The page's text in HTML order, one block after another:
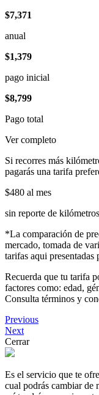
$7,371
anual
$1,379
pago inicial
$8,799
Pago total
Ver completo
Si recorres más
pagarás una tarifa
$480 al mes
sin reporte de kilómetros
*La comparación de
mercado, tomada de
tarifas aqui presentadas
Recuerda que tu tarifa
factores como: edad,
Consulta términos y
Previous
Next
Cerrar
Es el servicio que te
cual podrás cambiar de